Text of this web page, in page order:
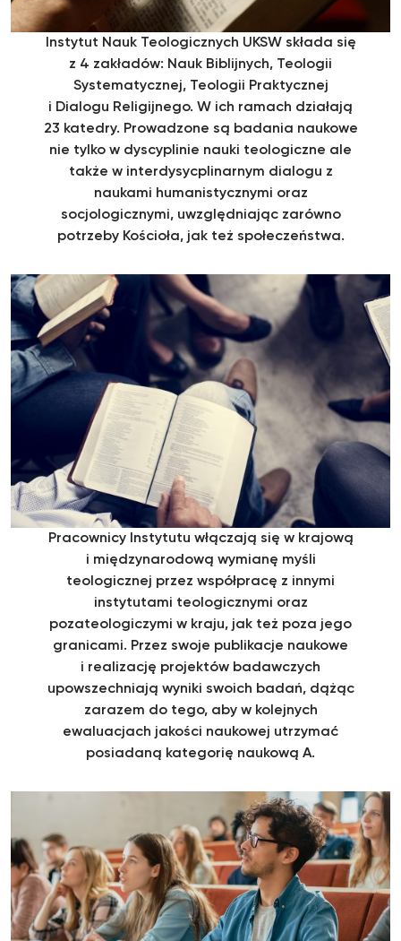
Instytut Nauk Teologicznych UKSW składa się
z 4 zakładów: Nauk Biblijnych, Teologii
Systematycznej, Teologii Praktycznej
i Dialogu Religijnego. W ich ramach działają
23 katedry. Prowadzone są badania naukowe
nie tylko w dyscyplinie nauki teologiczne ale
także w interdysycplinarnym dialogu z
naukami humanistycznymi oraz
socjologicznymi, uwzględniając zarówno
potrzeby Kościoła, jak też społeczeństwa.
Pracownicy Instytutu włączają się w krajową
i międzynarodową wymianę myśli
teologicznej przez współpracę z innymi
instytutami teologicznymi oraz
pozateologiczymi w kraju, jak też poza jego
granicami. Przez swoje publikacje naukowe
i realizację projektów badawczych
upowszechniają wyniki swoich badań, dążąc
zarazem do tego, aby w kolejnych
ewaluacjach jakości naukowej utrzymać
posiadaną kategorię naukową A.